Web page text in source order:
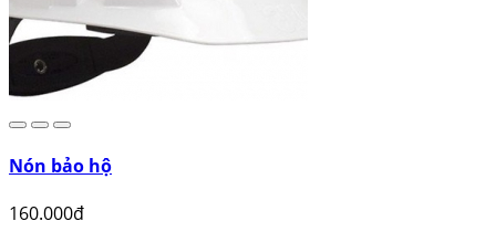
Nón bảo hộ
160.000đ